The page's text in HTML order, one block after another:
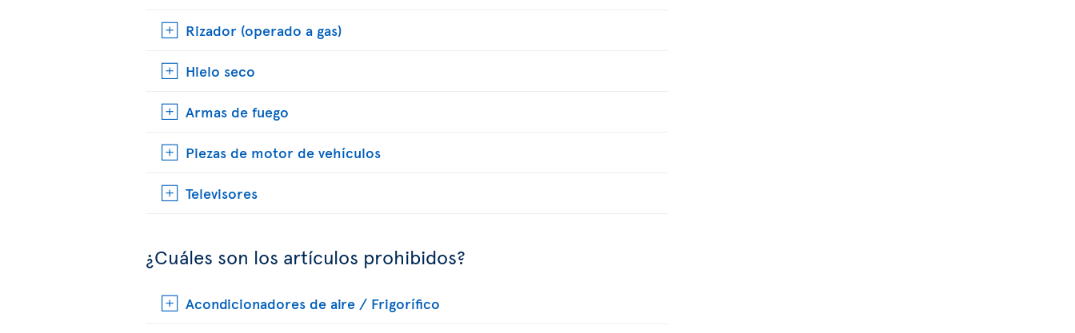
Rizador (operado a gas)
Hielo seco
Armas de fuego
Piezas de motor de vehículos
Televisores
¿Cuáles son los artículos prohibidos?
Acondicionadores de aire / Frigorífico